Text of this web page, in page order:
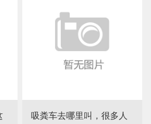
吸粪车去哪里叫，很多人